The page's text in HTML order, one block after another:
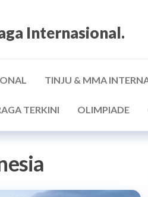
Internasional.
TINJU & MMA
TERKINI OLIMPIADE